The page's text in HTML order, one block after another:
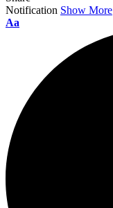
Notification Show More
Font
Aa